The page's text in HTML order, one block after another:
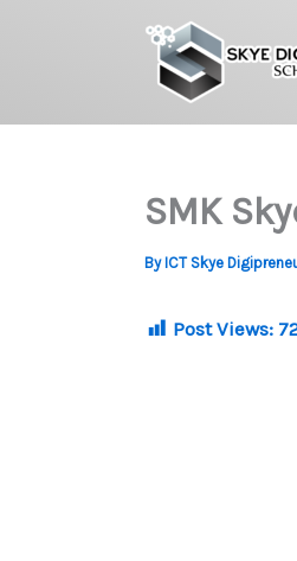
SMK
By ICT Skye
Post Views: